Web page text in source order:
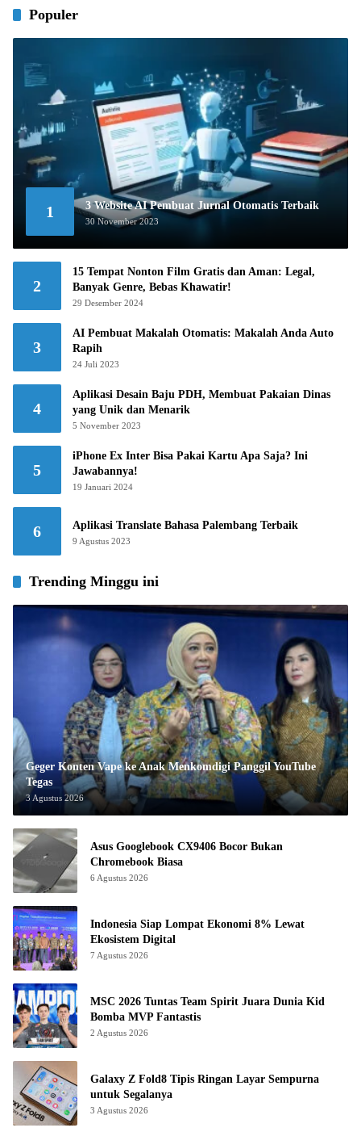
Populer
1 3 Website AI Pembuat Jurnal Otomatis Terbaik
30 November 2023
2
15 Tempat Nonton Film Gratis dan Aman: Legal,
Banyak Genre, Bebas Khawatir!
29 Desember 2024
3
AI Pembuat Makalah Otomatis: Makalah Anda Auto
Rapih
24 Juli 2023
4
Aplikasi Desain Baju PDH, Membuat Pakaian Dinas
yang Unik dan Menarik
5 November 2023
5
iPhone Ex Inter Bisa Pakai Kartu Apa Saja? Ini
Jawabannya!
19 Januari 2024
6 Aplikasi Translate Bahasa Palembang Terbaik
9 Agustus 2023
Trending Minggu ini
Geger Konten Vape ke Anak Menkomdigi Panggil YouTube
Tegas
3 Agustus 2026
Asus Googlebook CX9406 Bocor Bukan
Chromebook Biasa
6 Agustus 2026
Indonesia Siap Lompat Ekonomi 8% Lewat
Ekosistem Digital
7 Agustus 2026
MSC 2026 Tuntas Team Spirit Juara Dunia Kid
Bomba MVP Fantastis
2 Agustus 2026
Galaxy Z Fold8 Tipis Ringan Layar Sempurna
untuk Segalanya
3 Agustus 2026